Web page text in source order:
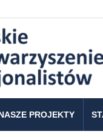
PROJEKTY